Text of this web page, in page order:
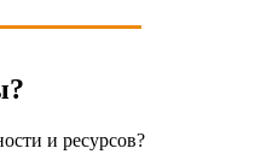
и ресурсов?